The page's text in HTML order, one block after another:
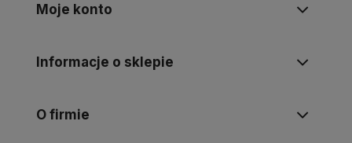
Moje konto
Informacje o sklepie
O firmie